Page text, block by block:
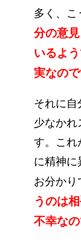
多く、こ
分の意
いるよう
実なので
それに自
少なかれ
す。これ
に精神
お分かり
うのは
不幸なの